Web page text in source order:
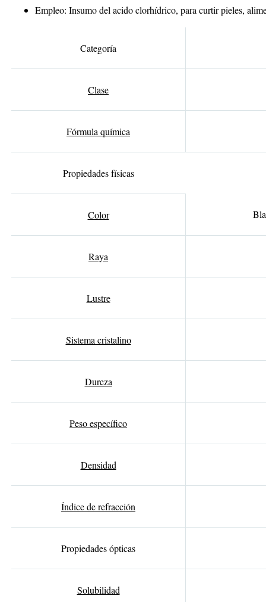
Empleo: Insumo del acido clorhídrico, para curtir pieles,
Categoría
Clase
Fórmula química
Propiedades físicas
Color
Raya
Lustre
Sistema cristalino
Dureza
Peso específico
Densidad
Índice de refracción
Propiedades ópticas
Solubilidad